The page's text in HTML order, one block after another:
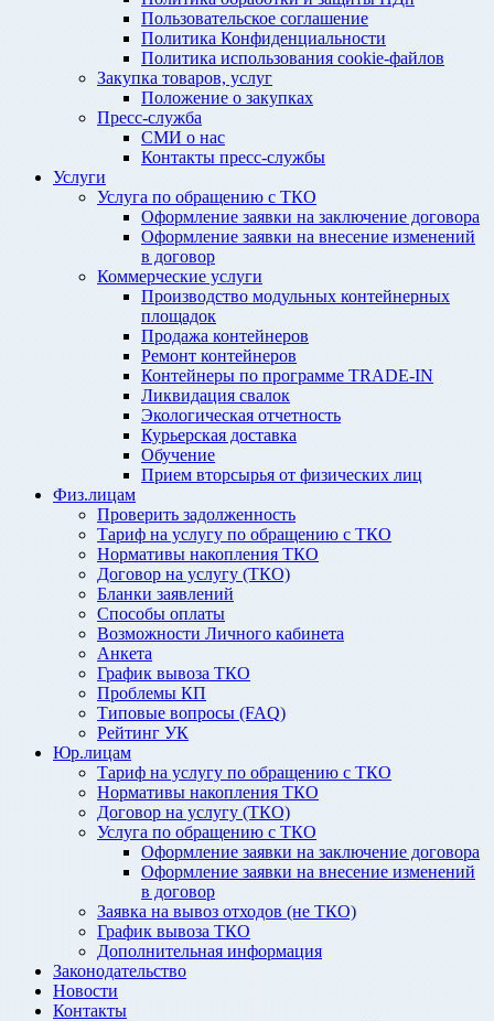
Пользовательское соглашение
Политика Конфиденциальности
Политика использования cookie-файлов
Закупка товаров, услуг
Положение о закупках
Пресс-служба
СМИ о нас
Контакты пресс-службы
Услуги
Услуга по обращению с ТКО
Оформление заявки на заключение договора
Оформление заявки на внесение изменений
в договор
Коммерческие услуги
Производство модульных контейнерных
площадок
Продажа контейнеров
Ремонт контейнеров
Контейнеры по программе TRADE-IN
Ликвидация свалок
Экологическая отчетность
Курьерская доставка
Обучение
Прием вторсырья от физических лиц
Физ.лицам
Проверить задолженность
Тариф на услугу по обращению с ТКО
Нормативы накопления ТКО
Договор на услугу (ТКО)
Бланки заявлений
Способы оплаты
Возможности Личного кабинета
Анкета
График вывоза ТКО
Проблемы КП
Типовые вопросы (FAQ)
Рейтинг УК
Юр.лицам
Тариф на услугу по обращению с ТКО
Нормативы накопления ТКО
Договор на услугу (ТКО)
Услуга по обращению с ТКО
Оформление заявки на заключение договора
Оформление заявки на внесение изменений
в договор
Заявка на вывоз отходов (не ТКО)
График вывоза ТКО
Дополнительная информация
Законодательство
Новости
Контакты